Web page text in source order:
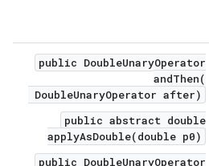
public DoubleUnaryOperator
andThen(
DoubleUnaryOperator after)
public abstract double
applyAsDouble(double p0)
public DoubleUnaryOperator